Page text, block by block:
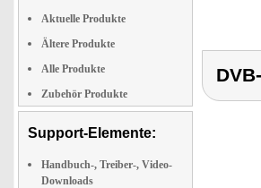
Aktuelle Produkte
Ältere Produkte
Alle Produkte
Zubehör Produkte
Support-Elemente:
Handbuch-, Treiber-, Video-
Downloads